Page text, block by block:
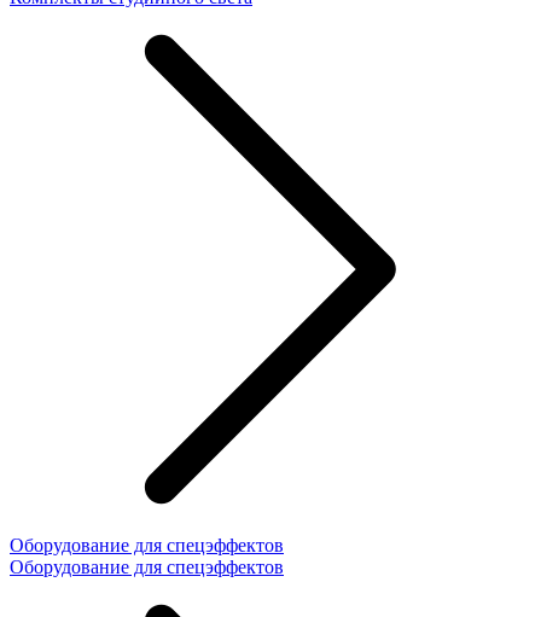
Оборудование для спецэффектов
Оборудование для спецэффектов